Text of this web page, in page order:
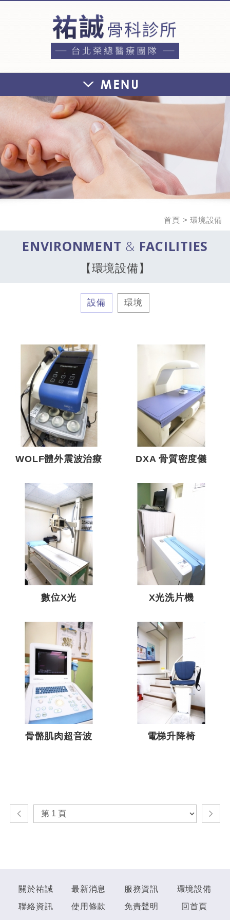
首頁 環境設備
ENVIRONMENT & FACILITIES
【環境設備】
設備 環境
WOLF體外震波治療 DXA 骨質密度儀
數位X光 X光洗片機
骨骼肌肉超音波 電梯升降椅
關於祐誠 最新消息 服務資訊
環境設備
聯絡資訊
使用條款 免責聲明 回首頁